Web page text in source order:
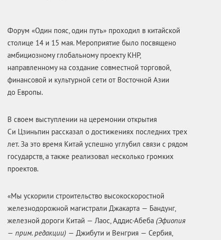
Форум «Один пояс, один путь» проходил в китайской
столице 14 и 15 мая. Мероприятие было посвящено
амбициозному глобальному проекту КНР,
направленному на создание совместной торговой,
финансовой и культурной сети от Восточной Азии
до Европы.
В своем выступлении на церемонии открытия
Си Цзиньпин рассказал о достижениях последних трех
лет. За это время Китай успешно углубил связи с рядом
государств, а также реализовал несколько громких
проектов.
«Мы ускорили строительство высокоскоростной
железнодорожной магистрали Джакарта — Бандунг,
железной дороги Китай — Лаос, Аддис-Абеба (Эфиопия
— прим. редакции) — Джибути и Венгрия — Сербия,